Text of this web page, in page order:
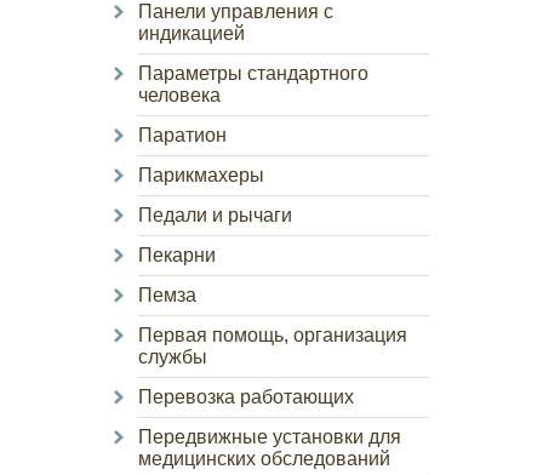
Панели управления с
индикацией
Параметры стандартного
человека
Паратион
Парикмахеры
Педали и рычаги
Пекарни
Пемза
Первая помощь, организация
службы
Перевозка работающих
Передвижные установки для
медицинских обследований